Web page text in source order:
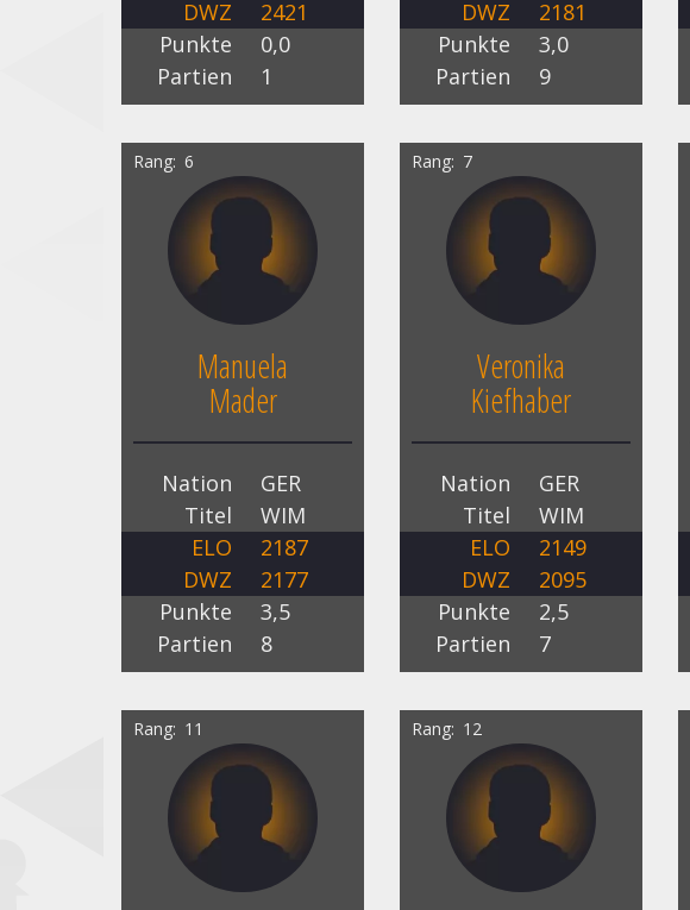
DWZ
2421
Punkte
0,0
Partien
1
DWZ
2181
Punkte
3,0
Partien
9
Rang 6
Manuela
Mader
Nation
GER
Titel
WIM
ELO
2187
DWZ
2177
Punkte
3,5
Partien
8
Rang 7
Veronika
Kiefhaber
Nation
GER
Titel
WIM
ELO
2149
DWZ
2095
Punkte
2,5
Partien
7
Rang 11 Rang 12